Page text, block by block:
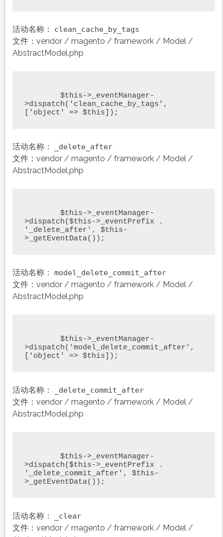
活动名称： clean_cache_by_tags
文件：vendor / magento / framework / Model /
AbstractModel.php
>dispatch('clean_cache_by_tags',
['object' => $this]);
活动名称： _delete_after
文件：vendor / magento / framework / Model /
AbstractModel.php
>dispatch($this->_eventPrefix .
'_delete_after', $this-
>_getEventData());
活动名称： model_delete_commit_after
文件：vendor / magento / framework / Model /
AbstractModel.php
>dispatch('model_delete_commit_after',
['object' => $this]);
活动名称： _delete_commit_after
文件：vendor / magento / framework / Model /
AbstractModel.php
>dispatch($this->_eventPrefix .
'_delete_commit_after', $this-
>_getEventData());
活动名称： _clear
文件：vendor / magento / framework / Model /